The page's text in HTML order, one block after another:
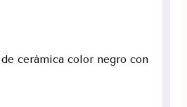
cerámica color negro con